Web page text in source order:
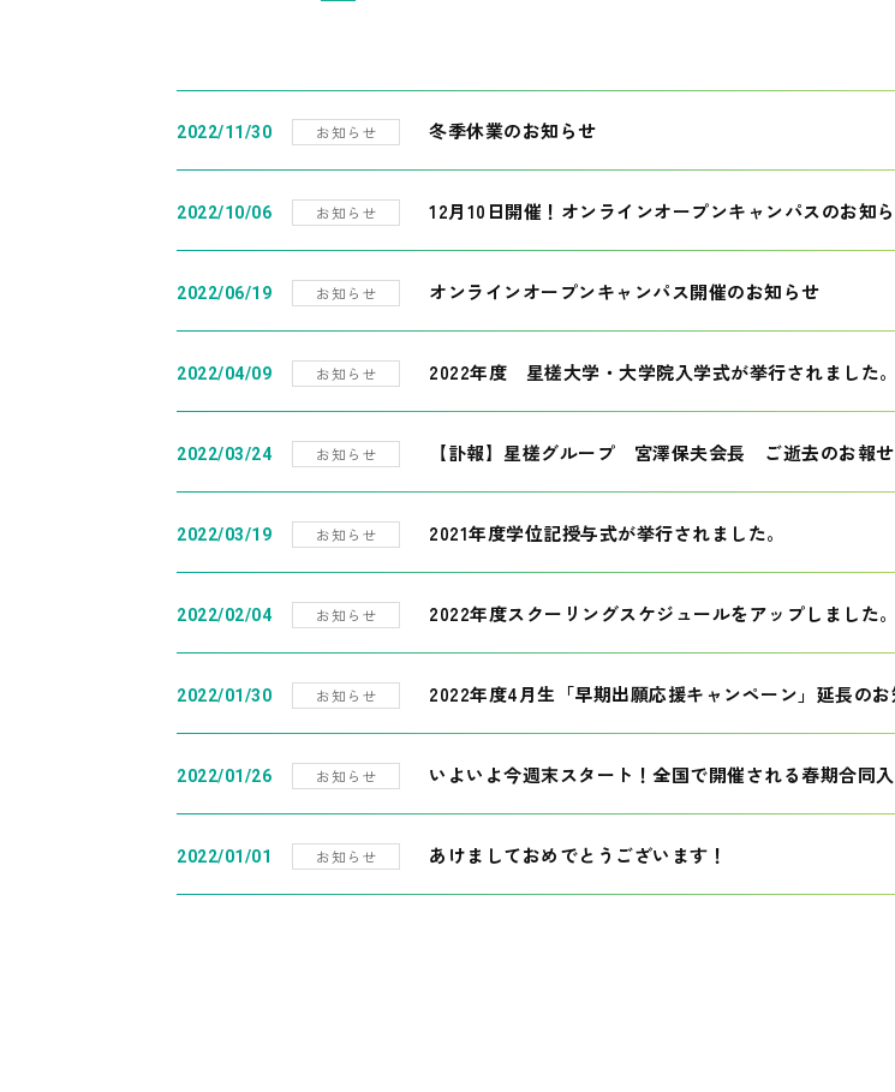
2022/11/30 お知らせ 冬季休業のお知らせ
2022/10/06 お知らせ 12月10日開催！オンラインオープンキャンパスのお知
2022/06/19 お知らせ オンラインオープンキャンパス開催のお知らせ
2022/04/09 お知らせ 2022年度 星槎大学・大学院入学式が挙行されました。
2022/03/24 お知らせ 【訃報】星槎グループ 宮澤保夫会長 ご逝去のお報せ
2022/03/19 お知らせ 2021年度学位記授与式が挙行されました。
2022/02/04 お知らせ 2022年度スクーリングスケジュールをアップしました。
2022/01/30 お知らせ 2022年度4月生「早期出願応援キャンペーン」延長の
2022/01/26 お知らせ いよいよ今週末スタート！全国で開催される春期合同
2022/01/01 お知らせ あけましておめでとうございます！